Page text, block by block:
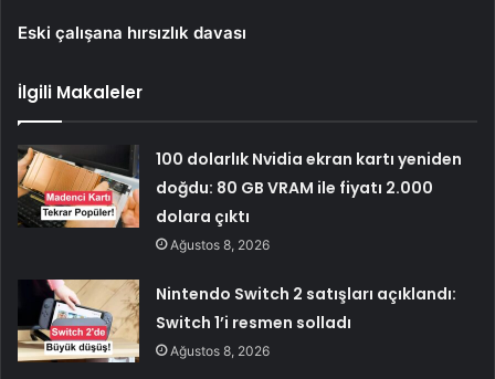
Eski çalışana hırsızlık davası
İlgili Makaleler
100 dolarlık Nvidia ekran kartı yeniden
doğdu: 80 GB VRAM ile fiyatı 2.000
dolara çıktı
Ağustos 8, 2026
Nintendo Switch 2 satışları açıklandı:
Switch 1’i resmen solladı
Ağustos 8, 2026